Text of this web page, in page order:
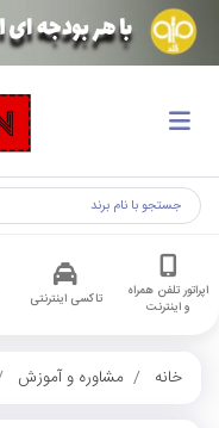
اپراتور تلفن همراه
و اینترنت
تاکسی اینترنتی
خانه مشاوره و آموزش